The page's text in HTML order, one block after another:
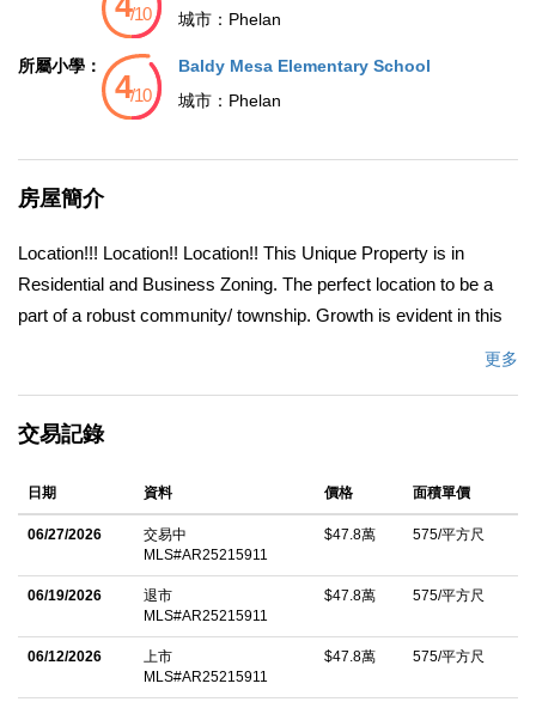
城市： Phelan
所屬小學：
Baldy Mesa Elementary School
城市： Phelan
房屋簡介
Location!!! Location!! Location!! This Unique Property is in
Residential and Business Zoning. The perfect location to be a
part of a robust community/ township. Growth is evident in this
an expansive lot for Trailers, Trucks and Recreational Vehicle
House has 2 Bedrooms and 1 Bath being rented to tenant.
Buyer to verify all permits and the accuracy of all the
information, land use with City/County.
更多
交易記錄
日期 資料 價格 面積單價
06/27/2026
交易中
MLS#AR25215911
$47.8萬 575/平方尺
06/19/2026
退市
MLS#AR25215911
$47.8萬 575/平方尺
06/12/2026
上市
MLS#AR25215911
$47.8萬 575/平方尺